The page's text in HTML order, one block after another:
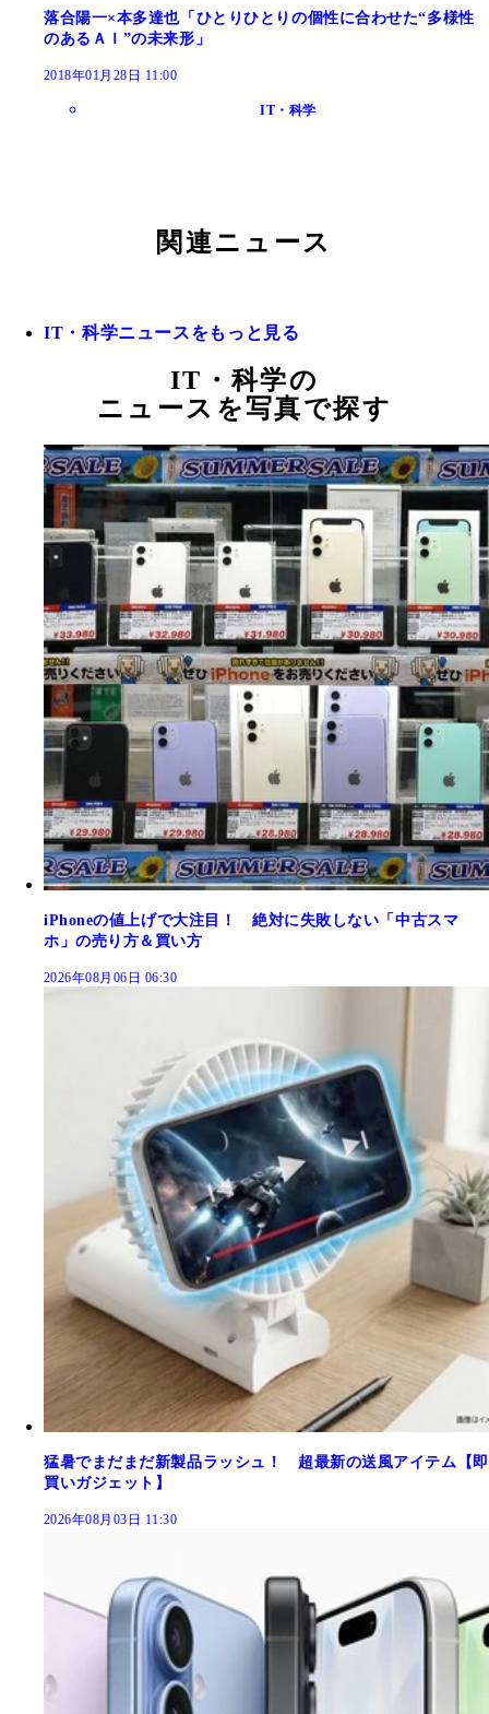
落合陽一×本多達也「ひとりひとりの個性に合わせた“多様性
のあるＡＩ”の未来形」
2018年01月28日 11:00
IT・科学
関連ニュース
IT・科学ニュースをもっと見る
IT・科学の
ニュースを写真で探す
iPhoneの値上げで大注目！ 絶対に失敗しない「中古スマ
ホ」の売り方＆買い方
2026年08月06日 06:30
猛暑でまだまだ新製品ラッシュ！ 超最新の送風アイテム【即
買いガジェット】
2026年08月03日 11:30